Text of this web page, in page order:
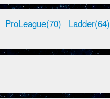
ProLeague(70) Ladder(64)